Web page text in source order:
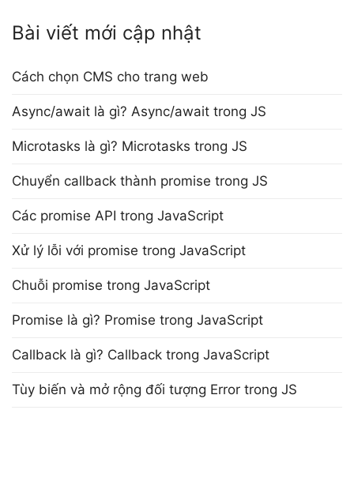
Bài viết mới cập nhật
Cách chọn CMS cho trang web
Async/await là gì? Async/await trong JS
Microtasks là gì? Microtasks trong JS
Chuyển callback thành promise trong JS
Các promise API trong JavaScript
Xử lý lỗi với promise trong JavaScript
Chuỗi promise trong JavaScript
Promise là gì? Promise trong JavaScript
Callback là gì? Callback trong JavaScript
Tùy biến và mở rộng đối tượng Error trong JS